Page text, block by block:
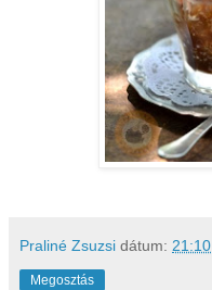
Praliné Zsuzsi dátum: 21:10
Megosztás